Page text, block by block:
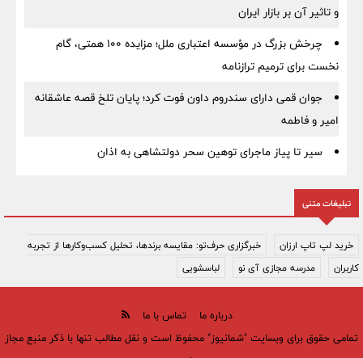
و تاثیر آن بر بازار ایران
چرخش بزرگ در مؤسسه اعتباری ملل؛ مزایده ۱۰۰ همتی، گام
نخست برای ترمیم ترازنامه
جوان قمی دارای سندروم داون فوت کرد؛ پایان تلخ قصه عاشقانه
امیر و فاطمه
سیر تا پیاز ماجرای توهین سحر دولتشاهی به اذان
تبلیغات متنی
خرید لپ تاپ ارزان
خبرگزاری حرف‌تو: مقایسه برندها، تحلیل کسب‌وکارها از تجربه
کاربران
مدرسه مجازی آی نو لباسشویی
درباره ما
تماس با ما
تمامی حقوق برای وبسایت "شمانیوز" محفوظ است و نقل مطالب تنها با ذکر منبع مجاز